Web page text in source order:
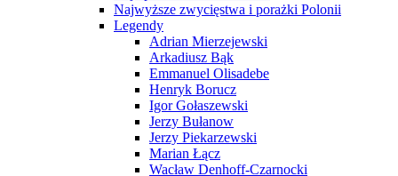
Najwyższe zwycięstwa i porażki Polonii
Legendy
Adrian Mierzejewski
Arkadiusz Bąk
Emmanuel Olisadebe
Henryk Borucz
Igor Gołaszewski
Jerzy Bułanow
Jerzy Piekarzewski
Marian Łącz
Wacław Denhoff-Czarnocki